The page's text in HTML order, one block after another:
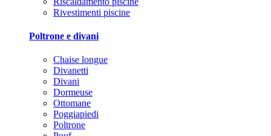
Rivestimenti piscine
Poltrone e divani
Chaise longue
Divanetti
Divani
Dormeuse
Ottomane
Poggiapiedi
Poltrone